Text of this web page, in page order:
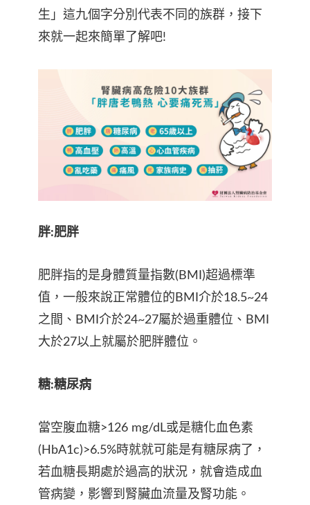
生」這九個字分別代表不同的族群，接下
來就一起來簡單了解吧!
胖:肥胖
肥胖指的是身體質量指數(BMI)超過標準
值，一般來說正常體位的BMI介於18.5~24
之間、BMI介於24~27屬於過重體位、BMI
大於27以上就屬於肥胖體位。
糖:糖尿病
當空腹血糖>126 mg/dL或是糖化血色素
(HbA1c)>6.5%時就就可能是有糖尿病了，
若血糖長期處於過高的狀況，就會造成血
管病變，影響到腎臟血流量及腎功能。